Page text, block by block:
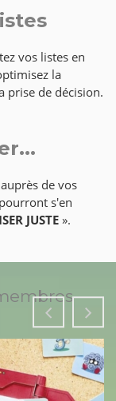
vos listes en
la
prise de décision.
de vos
s'en
JUSTE».